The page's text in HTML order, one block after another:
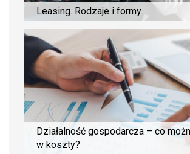
Leasing. Rodzaje i formy
Działalność gospodarcza – co
w koszty?